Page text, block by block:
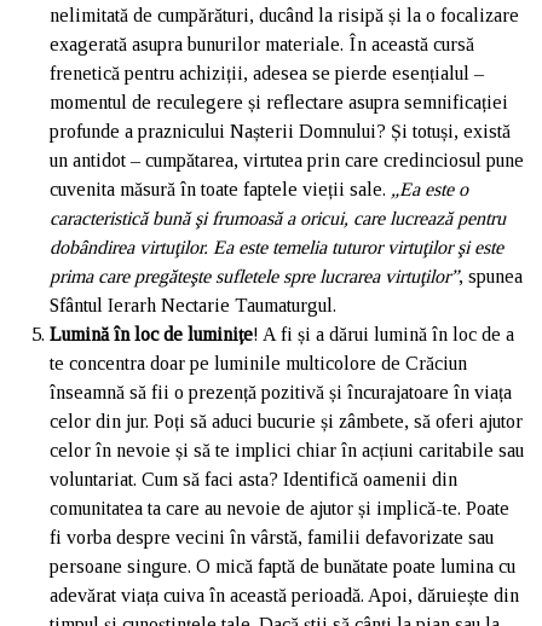
nelimitată de cumpărături, ducând la risipă și la o focalizare
exagerată asupra bunurilor materiale. În această cursă
frenetică pentru achiziții, adesea se pierde esențialul –
momentul de reculegere și reflectare asupra semnificației
profunde a praznicului Nașterii Domnului? Și totuși, există
un antidot – cumpătarea, virtutea prin care credinciosul pune
cuvenita măsură în toate faptele vieții sale. „Ea este o
caracteristică bună şi frumoasă a oricui, care lucrează pentru
dobândirea virtuţilor. Ea este temelia tuturor virtuţilor şi este
prima care pregăteşte sufletele spre lucrarea virtuţilor”, spunea
Sfântul Ierarh Nectarie Taumaturgul.
Lumină în loc de luminițe! A fi și a dărui lumină în loc de a
te concentra doar pe luminile multicolore de Crăciun
înseamnă să fii o prezență pozitivă și încurajatoare în viața
celor din jur. Poți să aduci bucurie și zâmbete, să oferi ajutor
celor în nevoie și să te implici chiar în acțiuni caritabile sau
voluntariat. Cum să faci asta? Identifică oamenii din
comunitatea ta care au nevoie de ajutor și implică-te. Poate
fi vorba despre vecini în vârstă, familii defavorizate sau
persoane singure. O mică faptă de bunătate poate lumina cu
adevărat viața cuiva în această perioadă. Apoi, dăruiește din